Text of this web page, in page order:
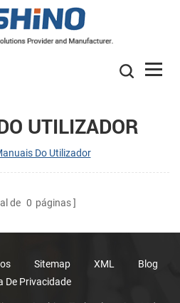
UTILIZADOR
Do Utilizador
de 0 páginas
Sitemap XML
Blog
De Privacidade